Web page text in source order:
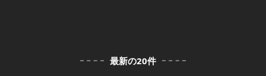
最新の20件